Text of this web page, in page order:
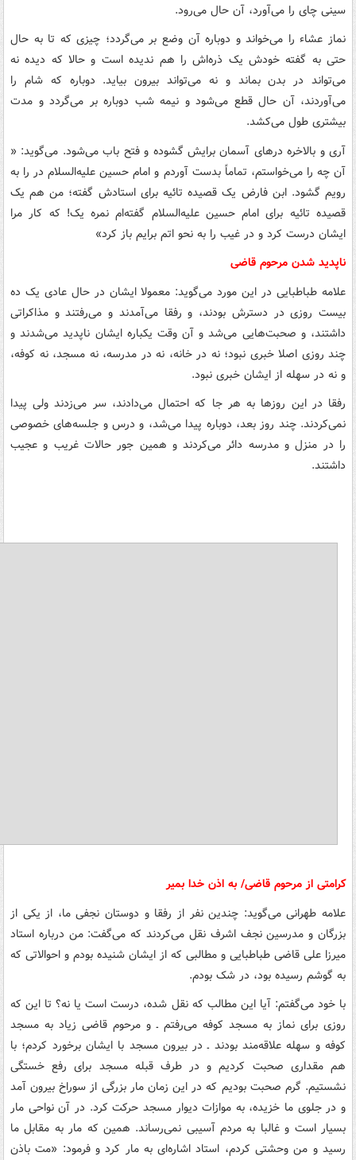
سینی چای را می‌آورد، آن حال می‌رود.
نماز عشاء را می‌خواند و دوباره آن وضع بر می‌گردد؛ چیزی که تا به حال
حتی به گفته خودش یک ذره‌اش را هم ندیده است و حالا که دیده نه
می‌تواند در بدن بماند و نه می‌تواند بیرون بیاید. دوباره که شام را
می‌آوردند، آن حال قطع می‌شود و نیمه شب دوباره بر می‌گردد و مدت
بیشتری طول می‌کشد.
آری و بالاخره درهای آسمان برایش گشوده و فتح باب می‌شود. می‌گوید: «
آن چه را می‌خواستم، تماماً بدست آوردم و امام حسین علیه‌السلام در را به
رویم گشود. ابن فارض یک قصیده تائیه برای استادش گفته؛ من هم یک
قصیده تائیه برای امام حسین علیه‌السلام گفته‌ام نمره یک! که کار مرا
ایشان درست کرد و در غیب را به نحو اتم برایم باز کرد»
ناپدید شدن مرحوم قاضی
علامه طباطبایی در این مورد می‌گوید: معمولا ایشان در حال عادی یک ده
بیست روزی در دسترش بودند، و رفقا می‌آمدند و می‌رفتند و مذاکراتی
داشتند، و صحبت‌هایی می‌شد و آن وقت یکباره ایشان ناپدید می‌شدند و
چند روزی اصلا خبری نبود؛ نه در خانه، نه در مدرسه، نه مسجد، نه کوفه،
و نه در سهله از ایشان خبری نبود.
رفقا در این روزها به هر جا که احتمال می‌دادند، سر می‌زدند ولی پیدا
نمی‌کردند. چند روز بعد، دوباره پیدا می‌شد، و درس و جلسه‌های خصوصی
را در منزل و مدرسه دائر می‌کردند و همین جور حالات غریب و عجیب
داشتند.
کرامتی از مرحوم قاضی/ به اذن خدا بمیر
علامه طهرانی می‌گوید: چندین نفر از رفقا و دوستان نجفی ما، از یکی از
بزرگان و مدرسین نجف اشرف نقل می‌کردند که می‌گفت: من درباره استاد
میرزا علی قاضی طباطبایی و مطالبی که از ایشان شنیده بودم و احوالاتی که
به گوشم رسیده بود، در شک بودم.
با خود می‌گفتم: آیا این مطالب که نقل شده، درست است یا نه؟ تا این که
روزی برای نماز به مسجد کوفه می‌رفتم ـ و مرحوم قاضی زیاد به مسجد
کوفه و سهله علاقه‌مند بودند ـ در بیرون مسجد با ایشان برخورد کردم؛ با
هم مقداری صحبت کردیم و در طرف قبله مسجد برای رفع خستگی
نشستیم. گرم صحبت بودیم که در این زمان مار بزرگی از سوراخ بیرون آمد
و در جلوی ما خزیده، به موازات دیوار مسجد حرکت کرد. در آن نواحی مار
بسیار است و غالبا به مردم آسیبی نمی‌رساند. همین که مار به مقابل ما
رسید و من وحشتی کردم، استاد اشاره‌ای به مار کرد و فرمود: «مت باذن